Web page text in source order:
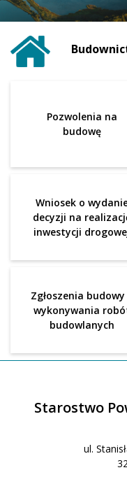
Pozwolenia na
budowę
Wniosek o
decyzji na
inwestycji
Zgłoszenia budowy
wykonywania
budowlanych
Starostwo
ul.